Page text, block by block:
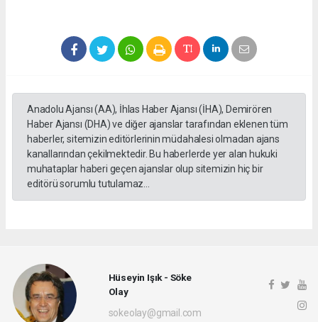
Anadolu Ajansı (AA), İhlas Haber Ajansı (İHA), Demirören
Haber Ajansı (DHA) ve diğer ajanslar tarafından eklenen tüm
haberler, sitemizin editörlerinin müdahalesi olmadan ajans
kanallarından çekilmektedir. Bu haberlerde yer alan hukuki
muhataplar haberi geçen ajanslar olup sitemizin hiç bir
editörü sorumlu tutulamaz...
Hüseyin Işık - Söke
Olay
sokeolay@gmail.com